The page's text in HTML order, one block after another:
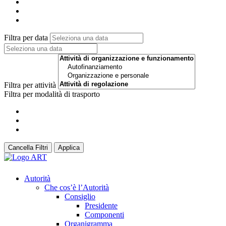
Filtra per data
Filtra per attività
Filtra per modalità di trasporto
Cancella Filtri Applica
Autorità
Che cos’è l’Autorità
Consiglio
Presidente
Componenti
Organigramma